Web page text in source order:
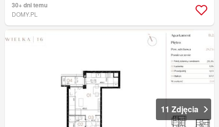
30+ dni temu
DOMY.PL
11 Zdjęcia